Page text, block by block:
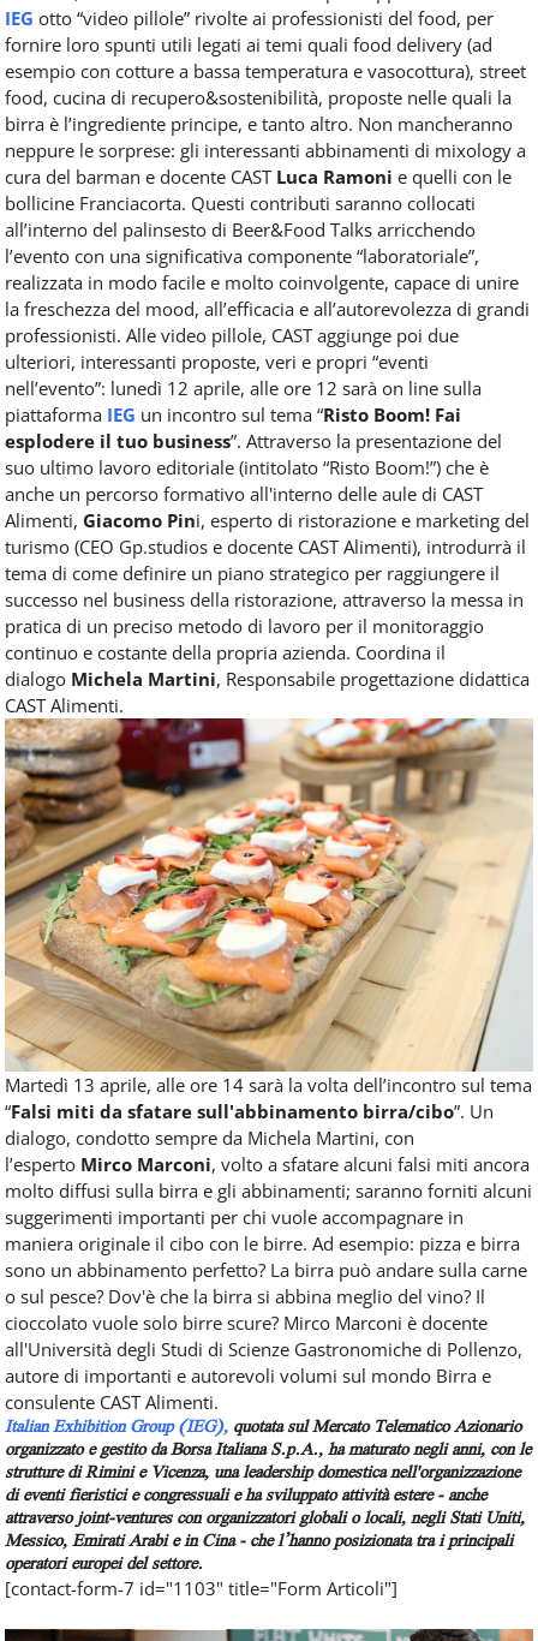
IEG otto “video pillole” rivolte ai professionisti del food, per
fornire loro spunti utili legati ai temi quali food delivery (ad
esempio con cotture a bassa temperatura e vasocottura), street
food, cucina di recupero&sostenibilità, proposte nelle quali la
birra è l’ingrediente principe, e tanto altro. Non mancheranno
neppure le sorprese: gli interessanti abbinamenti di mixology a
cura del barman e docente CAST Luca Ramoni e quelli con le
bollicine Franciacorta. Questi contributi saranno collocati
all’interno del palinsesto di Beer&Food Talks arricchendo
l’evento con una significativa componente “laboratoriale”,
realizzata in modo facile e molto coinvolgente, capace di unire
la freschezza del mood, all’efficacia e all’autorevolezza di grandi
professionisti. Alle video pillole, CAST aggiunge poi due
ulteriori, interessanti proposte, veri e propri “eventi
nell’evento”: lunedì 12 aprile, alle ore 12 sarà on line sulla
piattaforma IEG un incontro sul tema “Risto Boom! Fai
esplodere il tuo business”. Attraverso la presentazione del
suo ultimo lavoro editoriale (intitolato “Risto Boom!”) che è
anche un percorso formativo all'interno delle aule di CAST
Alimenti, Giacomo Pini, esperto di ristorazione e marketing del
turismo (CEO Gp.studios e docente CAST Alimenti), introdurrà il
tema di come definire un piano strategico per raggiungere il
successo nel business della ristorazione, attraverso la messa in
pratica di un preciso metodo di lavoro per il monitoraggio
continuo e costante della propria azienda. Coordina il
dialogo Michela Martini, Responsabile progettazione didattica
CAST Alimenti.
Martedì 13 aprile, alle ore 14 sarà la volta dell’incontro sul tema
“Falsi miti da sfatare sull'abbinamento birra/cibo”. Un
dialogo, condotto sempre da Michela Martini, con
l’esperto Mirco Marconi, volto a sfatare alcuni falsi miti ancora
molto diffusi sulla birra e gli abbinamenti; saranno forniti alcuni
suggerimenti importanti per chi vuole accompagnare in
maniera originale il cibo con le birre. Ad esempio: pizza e birra
sono un abbinamento perfetto? La birra può andare sulla carne
o sul pesce? Dov'è che la birra si abbina meglio del vino? Il
cioccolato vuole solo birre scure? Mirco Marconi è docente
all'Università degli Studi di Scienze Gastronomiche di Pollenzo,
autore di importanti e autorevoli volumi sul mondo Birra e
consulente CAST Alimenti.
Italian Exhibition Group (IEG),quotata sul Mercato Telematico Azionario
organizzato e gestito da Borsa Italiana S.p.A., ha maturato negli anni, con le
strutture di Rimini e Vicenza, una leadership domestica nell'organizzazione
di eventi fieristici e congressuali e ha sviluppato attività estere - anche
attraverso joint-ventures con organizzatori globali o locali, negli Stati Uniti,
Messico, Emirati Arabi e in Cina - che l’hanno posizionata tra i principali
operatori europei del settore.
[contact-form-7 id="1103" title="Form Articoli"]